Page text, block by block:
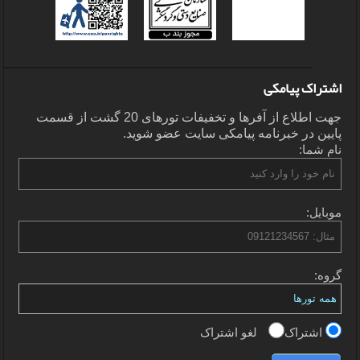
اشتراک پیامکی
جهت اطلاع از آفرها و تخفیفات تورهای 20 گشت از قسمت
پایین در خبرنامه پیامکی سایت عضو شوید.
نام شما:
موبایل:
گروه:
اشتراک لغو اشتراک